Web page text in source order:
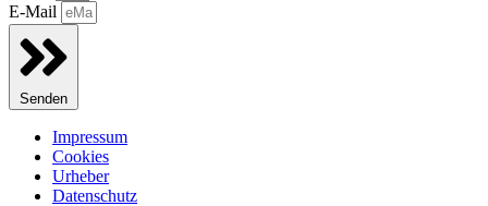
E-Mail
Senden
Impressum
Cookies
Urheber
Datenschutz